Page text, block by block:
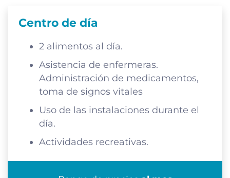
Centro de día
2 alimentos al día.
Asistencia de enfermeras.
Administración de medicamentos,
toma de signos vitales
Uso de las instalaciones durante el
día.
Actividades recreativas.